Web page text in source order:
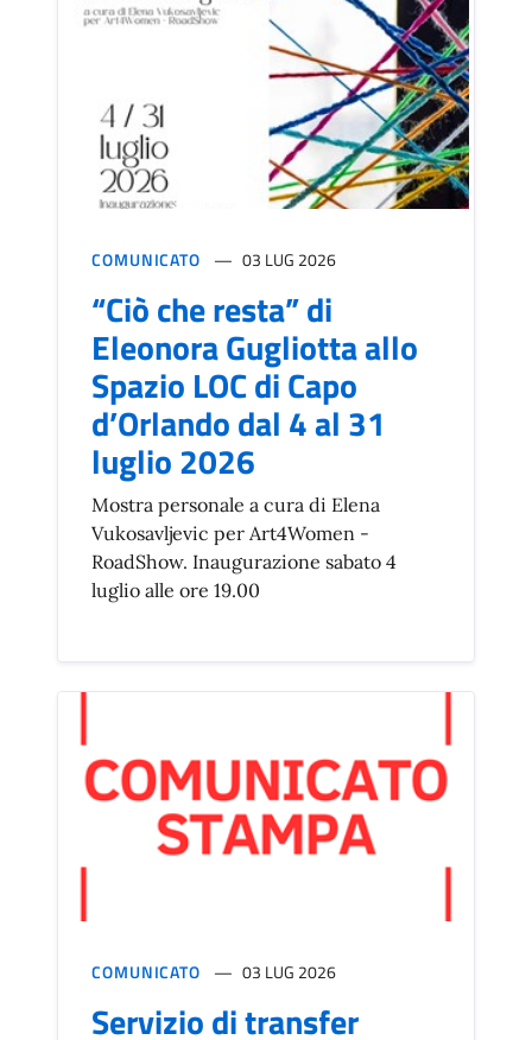
COMUNICATO 03 LUG 2026
“Ciò che resta” di
Eleonora Gugliotta allo
Spazio LOC di Capo
d’Orlando dal 4 al 31
luglio 2026
Mostra personale a cura di Elena
Vukosavljevic per Art4Women -
RoadShow. Inaugurazione sabato 4
luglio alle ore 19.00
COMUNICATO 03 LUG 2026
Servizio di transfer